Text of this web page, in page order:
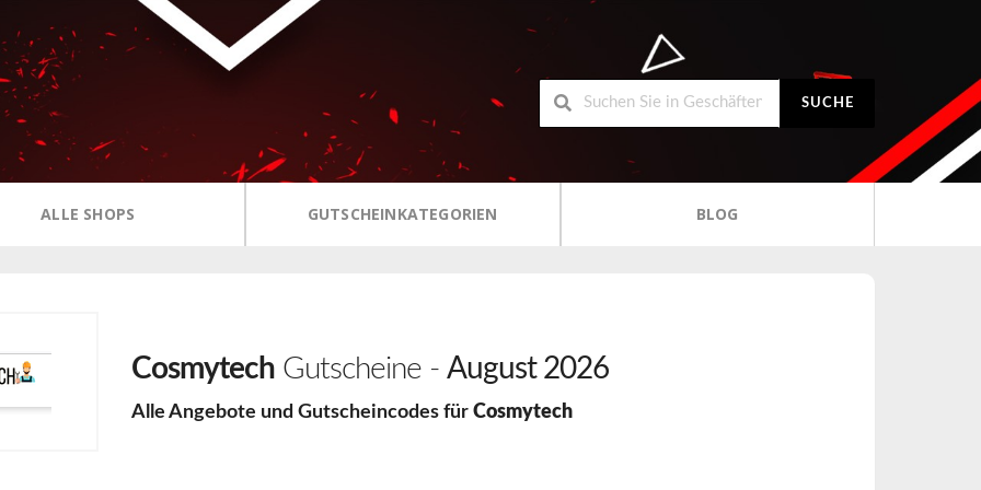
SUCHE
ALLE SHOPS GUTSCHEINKATEGORIEN BLOG
CosmytechGutscheine - August 2026
Alle Angebote und Gutscheincodes für Cosmytech